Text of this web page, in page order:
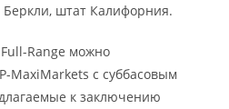
штат Калифорния.
Range можно
MaxiMarkets с суббасовым
к заключению